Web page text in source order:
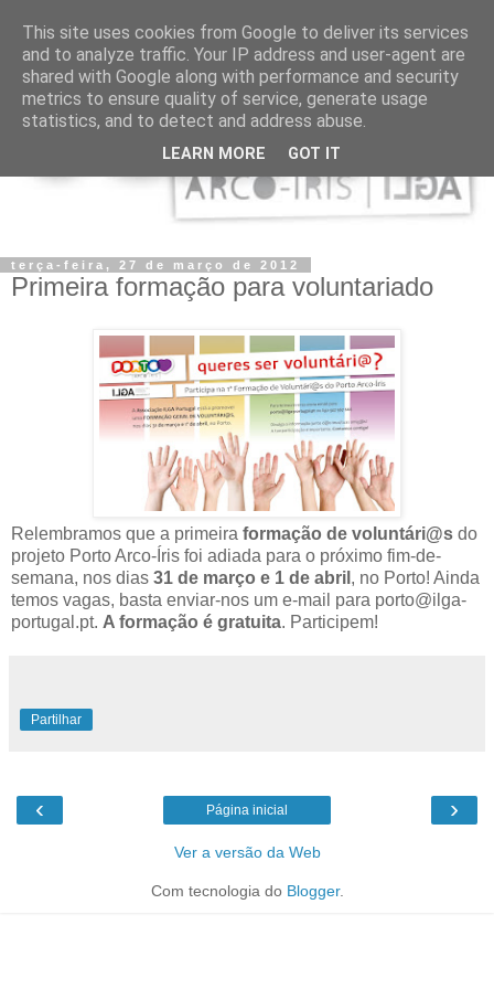
terça-feira, 27 de março de 2012
Primeira formação para voluntariado
Relembramos que a primeira formação de voluntári@s do
projeto Porto Arco-Íris foi adiada para o próximo fim-de-
semana, nos dias 31 de março e 1 de abril , no Porto! Ainda
temos vagas, basta enviar-nos um e-mail para porto@ilga-
portugal.pt. A formação é gratuita. Participem!
Partilhar
‹ ›
Página inicial
Ver a versão da Web
Com tecnologia do Blogger.
This site uses cookies from Google to deliver its services
and to analyze traffic. Your IP address and user-agent are
shared with Google along with performance and security
metrics to ensure quality of service, generate usage
statistics, and to detect and address abuse.
LEARN MORE GOT IT